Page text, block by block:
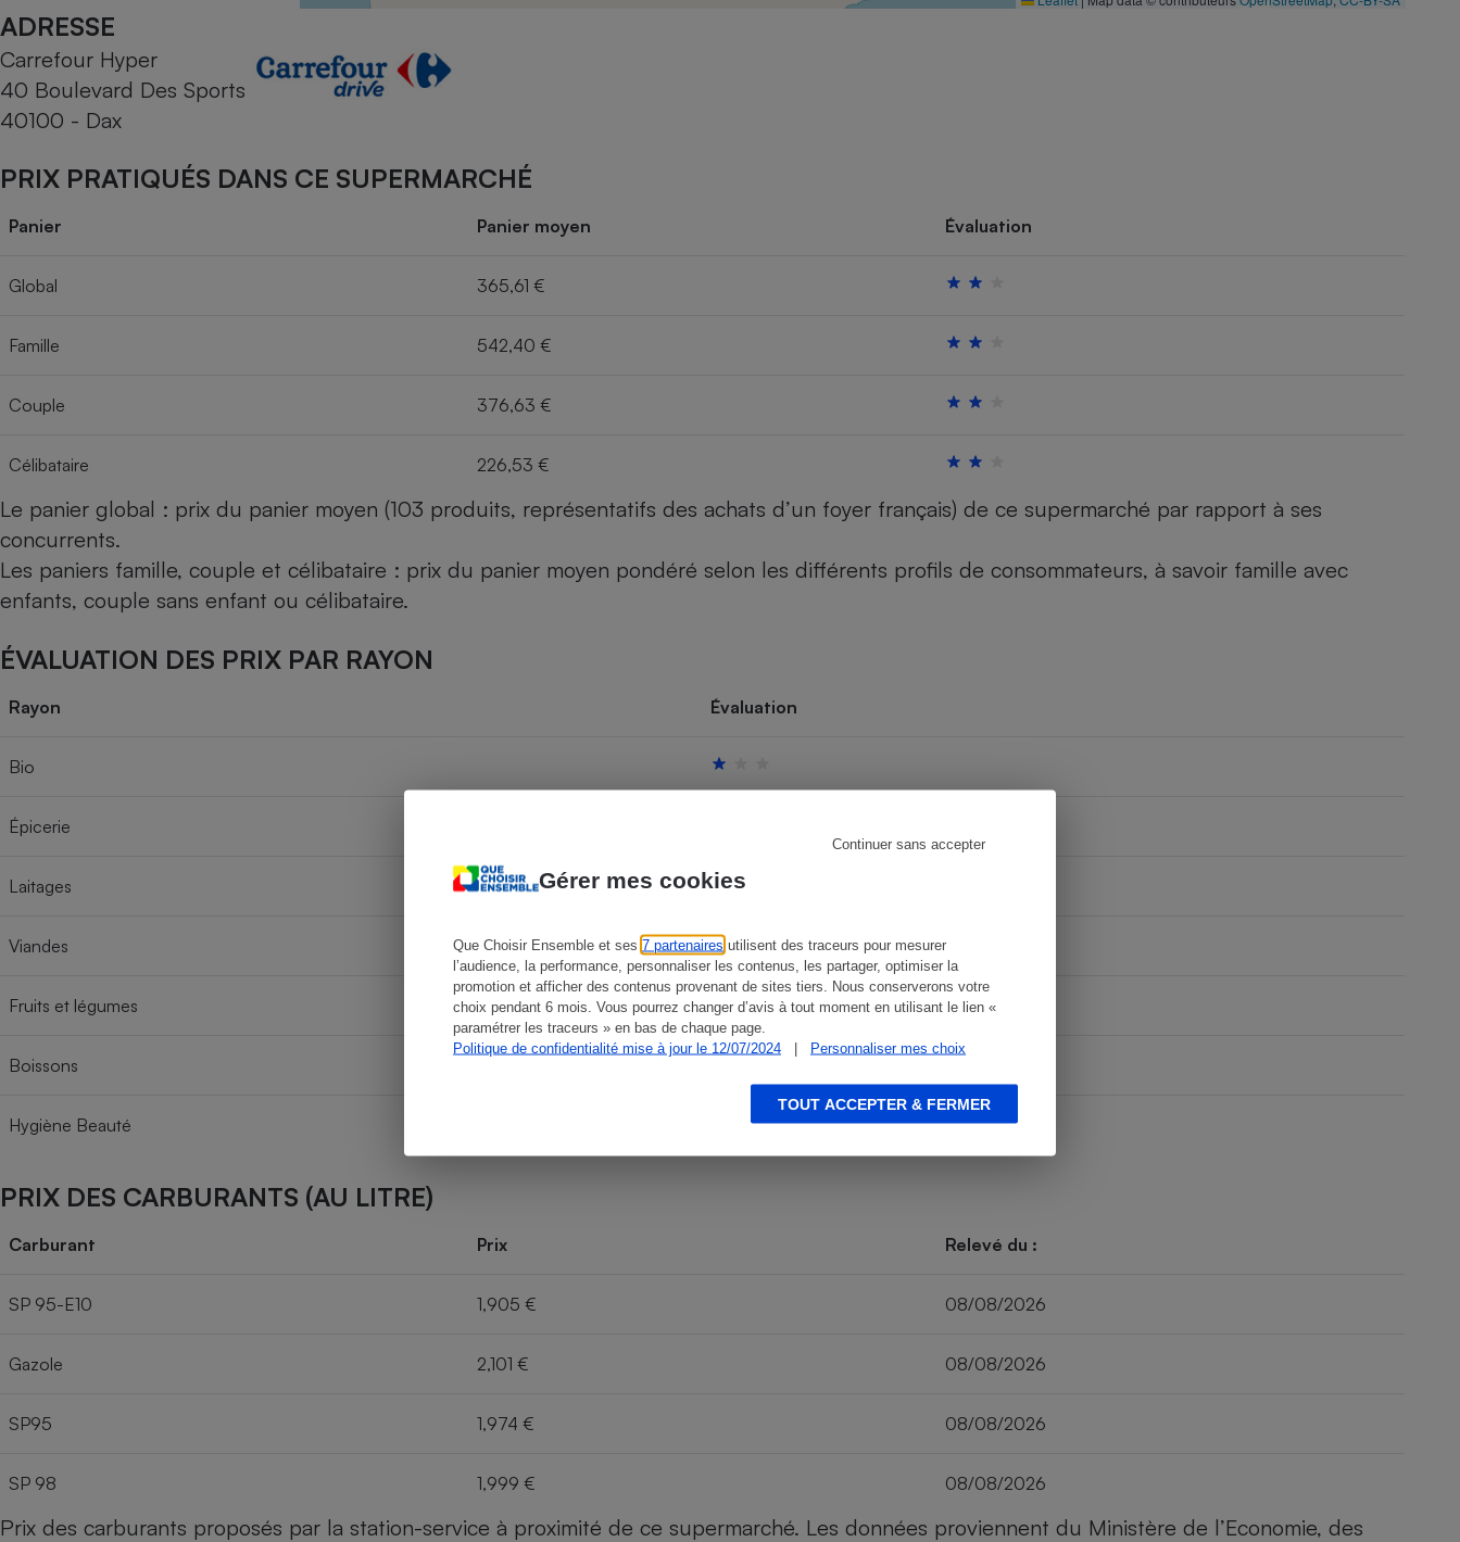
Gérer mes cookies
Que Choisir Ensemble et ses 7 partenaires utilisent des traceurs pour mesurer
l’audience, la performance, personnaliser les contenus, les partager, optimiser la
promotion et afficher des contenus provenant de sites tiers. Nous conserverons votre
choix pendant 6 mois. Vous pourrez changer d’avis à tout moment en utilisant le lien «
paramétrer les traceurs » en bas de chaque page.
Politique de confidentialité mise à jour le 12/07/2024
| Personnaliser mes choix
Continuer sans accepter
TOUT ACCEPTER & FERMER
ADRESSE
Carrefour Hyper
40 Boulevard Des Sports
40100 - Dax
PRIX PRATIQUÉS DANS CE SUPERMARCHÉ
Panier Panier moyen Évaluation
Global 365,61 €
Famille 542,40 €
Couple 376,63 €
Célibataire 226,53 €
Le panier global : prix du panier moyen (103 produits, représentatifs des achats d’un foyer français) de ce supermarché par rapport à ses
concurrents.
Les paniers famille, couple et célibataire : prix du panier moyen pondéré selon les différents profils de consommateurs, à savoir famille avec
enfants, couple sans enfant ou célibataire.
ÉVALUATION DES PRIX PAR RAYON
Rayon Évaluation
Bio
Épicerie
Laitages
Viandes
Fruits et légumes
Boissons
Hygiène Beauté
PRIX DES CARBURANTS (AU LITRE)
Carburant Prix Relevé du :
SP 95-E10 1,905 € 08/08/2026
Gazole 2,101 € 08/08/2026
SP95 1,974 € 08/08/2026
SP 98 1,999 € 08/08/2026
Prix des carburants proposés par la station-service à proximité de ce supermarché. Les données proviennent du Ministère de l’Economie, des
Cafetière à expressos
Téléphone mobile -
Smartphone
Radiateur électrique